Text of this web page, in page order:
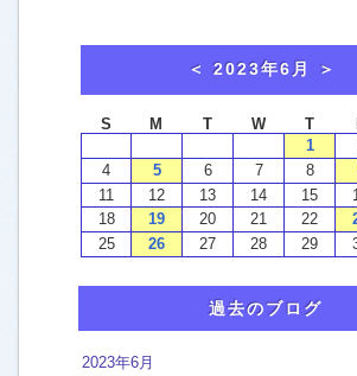
washtech夫婦in横浜[7]
おかみから、お知らせ [43]
お客様による口コミご感想[4]
ウォッシュテックの施工例
エアコンクリーニング[5]
カーペットクリーニング[45]
キッチン 換気扇
過去のブログ
2023年6月